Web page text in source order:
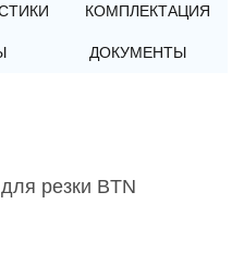
КОМПЛЕКТАЦИЯ
ДОКУМЕНТЫ
резки BTN